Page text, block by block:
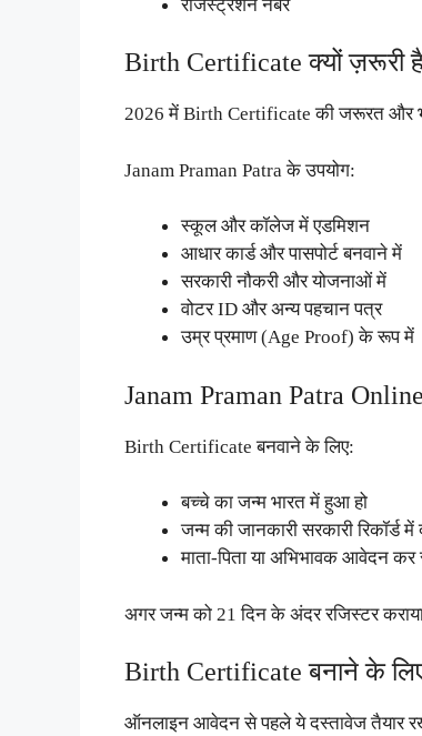
रजिस्ट्रेशन नंबर
Birth Certificate क्यों ज़रूरी
2026 में Birth Certificate की जरूरत और
Janam Praman Patra के उपयोग:
स्कूल और कॉलेज में एडमिशन
आधार कार्ड और पासपोर्ट बनवाने में
सरकारी नौकरी और योजनाओं में
वोटर ID और अन्य पहचान पत्र
उम्र प्रमाण (Age Proof) के रूप में
Janam Praman Patra
Birth Certificate बनवाने के लिए:
बच्चे का जन्म भारत में हुआ हो
जन्म की जानकारी सरकारी रिकॉर्ड में
माता-पिता या अभिभावक आवेदन
अगर जन्म को 21 दिन के अंदर रजिस्टर
Birth Certificate बनाने के
ऑनलाइन आवेदन से पहले ये दस्तावेज तैयार